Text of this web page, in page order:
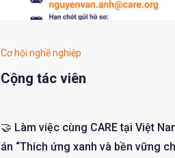
Cơ hội nghề nghiệp
Cộng tác viên
🤝 Làm việc cùng CARE tại Việt
án “Thích ứng xanh và bền vững